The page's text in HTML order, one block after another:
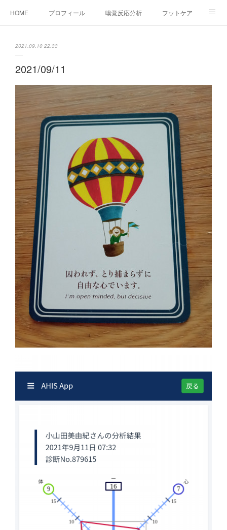
HOME プロフィール 嗅覚反応分析 フットケア
2021.09.10 22:33
2021/09/11